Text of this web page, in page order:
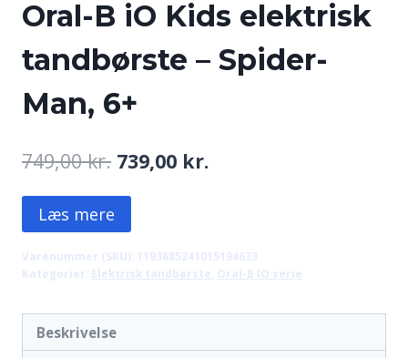
Oral-B iO Kids elektrisk
tandbørste – Spider-
Man, 6+
749,00kr. Den
oprindelige
var:
749,00 kr..
739,00 kr.
er:
739,00 kr..
Læs mere
Varenummer (SKU): 1193685241015194633
Kategorier: Elektrisk tandbørste Oral-B IO serie
Beskrivelse